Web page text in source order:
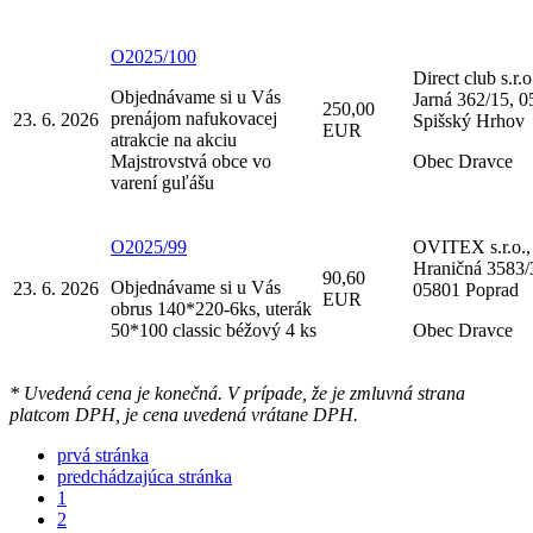
23. 6. 2026
O2025/100
Objednávame si u Vás
prenájom nafukovacej
atrakcie na akciu
Majstrovstvá obce vo
varení guľášu
250,00
EUR
Direct club
Jarná 362/15,
Spišský Hrhov
Obec Dravce
23. 6. 2026
O2025/99
Objednávame si u Vás
obrus 140*220-6ks, uterák
50*100 classic béžový 4 ks
90,60
EUR
OVITEX s.r.o.,
Hraničná 3583/
05801 Poprad
Obec Dravce
* Uvedená cena je konečná. V prípade, že je zmluvná strana
platcom DPH, je cena uvedená vrátane DPH.
prvá stránka
predchádzajúca stránka
1
2